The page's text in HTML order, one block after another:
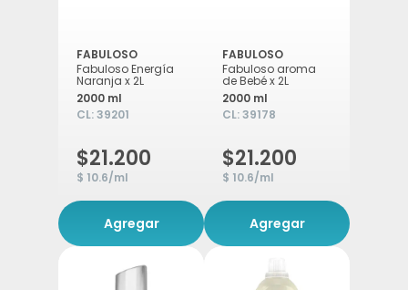
FABULOSO
Fabuloso Energía
Naranja x 2L
2000 ml
CL:39201
$21.200
$ 10.6/ml
Agregar
FABULOSO
Fabuloso aroma
de Bebé x 2L
2000 ml
CL:39178
$21.200
$ 10.6/ml
Agregar